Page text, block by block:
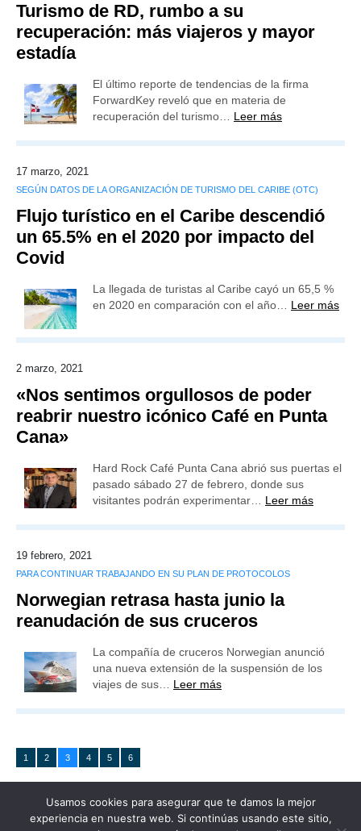
Turismo de RD, rumbo a su
recuperación: más viajeros y mayor
estadía
El último reporte de tendencias de la firma
ForwardKey reveló que en materia de
recuperación del turismo… Leer más
17 marzo, 2021
SEGÚN DATOS DE LA ORGANIZACIÓN DE TURISMO DEL CARIBE (OTC)
Flujo turístico en el Caribe descendió
un 65.5% en el 2020 por impacto del
Covid
La llegada de turistas al Caribe cayó un 65,5 %
en 2020 en comparación con el año… Leer más
2 marzo, 2021
«Nos sentimos orgullosos de poder
reabrir nuestro icónico Café en Punta
Cana»
Hard Rock Café Punta Cana abrió sus puertas el
pasado sábado 27 de febrero, donde sus
visitantes podrán experimentar… Leer más
19 febrero, 2021
PARA CONTINUAR TRABAJANDO EN SU PLAN DE PROTOCOLOS
Norwegian retrasa hasta junio la
reanudación de sus cruceros
La compañía de cruceros Norwegian anunció
una nueva extensión de la suspensión de los
viajes de sus… Leer más
1 2 3 4 5 6
Usamos cookies para asegurar que te damos la mejor
experiencia en nuestra web. Si continúas usando este sitio,